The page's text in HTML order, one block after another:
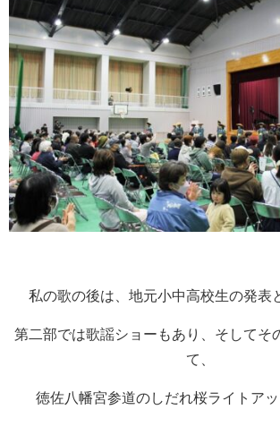
私の歌の後は、地元小中高校生の発表
第二部では歌謡ショーもあり、そしてそ
て、
徳佐八幡宮参道のしだれ桜ライトアッ